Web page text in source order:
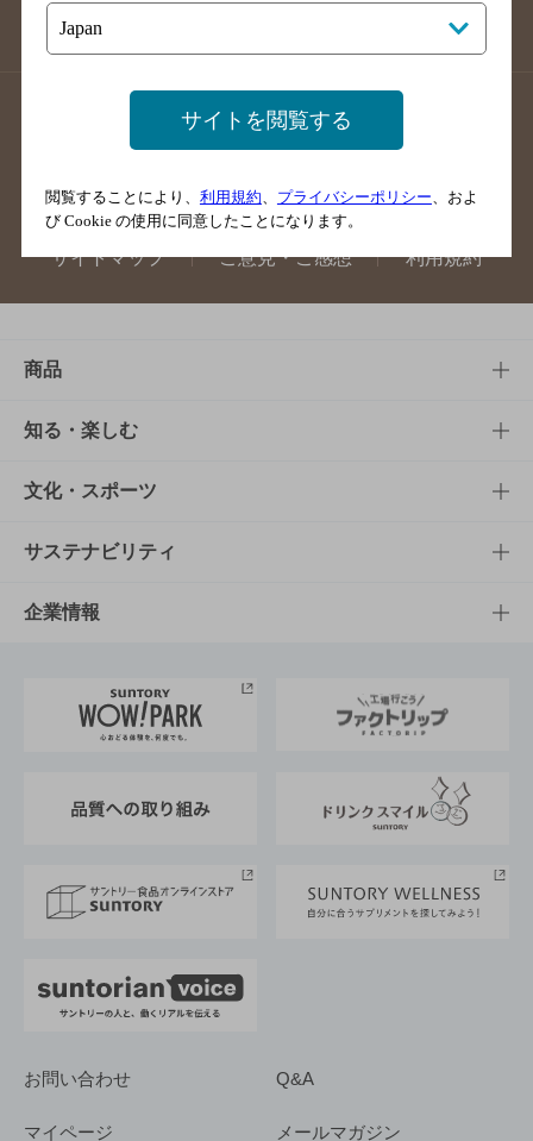
店舗登録方法のご案内
店舗情報更新方法のご案内
掲載店舗様ログイン
サイトマップ ご意見・ご感想 利用規約
商品
商品TOP
商品一覧
商品発売情報
栄養成分一覧
知る・楽しむ
知る・楽しむTOP
キャンペーン
工場見学
地域情報
文化・スポーツ
文化・スポーツTOP
サントリーホール
サントリーサンバーズ大阪
サステナビリティ
サステナビリティTOP
サントリーが考えるサステナビリティ経営
企業情報
企業概要
採用情報
お問い合わせ Q&A
マイページ メールマガジン
サイトを閲覧する
閲覧することにより、 利用規約 プライバシーポリシー 、およ
び Cookie の使用に同意したことになります。